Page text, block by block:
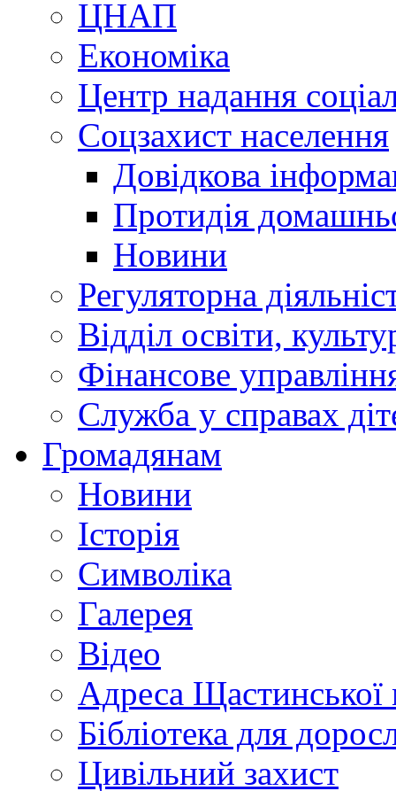
ЦНАП
Економіка
Центр надання
Соцзахист населення
Довідкова
Протидія
Новини
Регуляторна
Відділ освіти,
Фінансове
Служба у справах
Громадянам
Новини
Історія
Символіка
Галерея
Відео
Адреса Щастинської
Бібліотека для
Цивільний захист